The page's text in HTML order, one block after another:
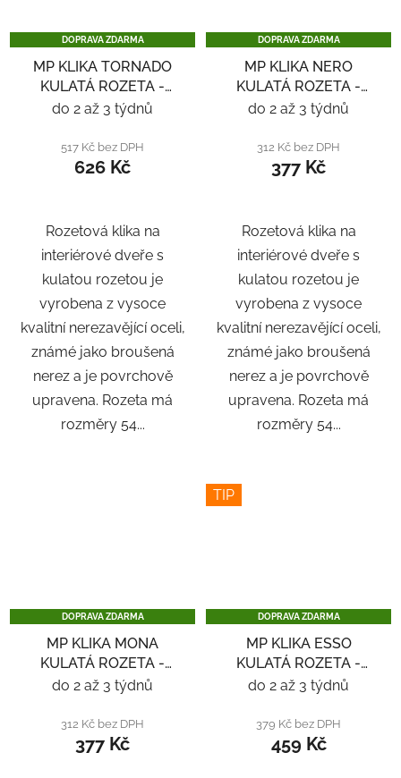
DOPRAVA ZDARMA
MP KLIKA TORNADO
KULATÁ ROZETA -
NEREZ
do 2 až 3 týdnů
517 Kč bez DPH
626 Kč
Rozetová klika na
interiérové ​​dveře s
kulatou rozetou je
vyrobena z vysoce
kvalitní nerezavějící oceli,
známé jako broušená
nerez a je povrchově
upravena. Rozeta má
rozměry 54...
DOPRAVA ZDARMA
MP KLIKA NERO
KULATÁ ROZETA -
NEREZ
do 2 až 3 týdnů
312 Kč bez DPH
377 Kč
Rozetová klika na
interiérové ​​dveře s
kulatou rozetou je
vyrobena z vysoce
kvalitní nerezavějící oceli,
známé jako broušená
nerez a je povrchově
upravena. Rozeta má
rozměry 54...
DOPRAVA ZDARMA
MP KLIKA MONA
KULATÁ ROZETA -
NEREZ
do 2 až 3 týdnů
312 Kč bez DPH
377 Kč
TIP
DOPRAVA ZDARMA
MP KLIKA ESSO
KULATÁ ROZETA -
NEREZ
do 2 až 3 týdnů
379 Kč bez DPH
459 Kč